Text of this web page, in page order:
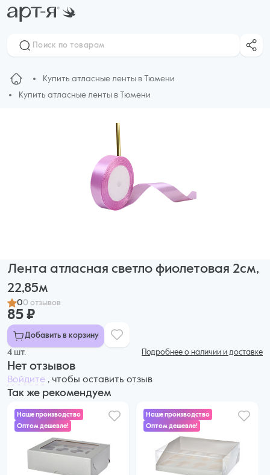
Купить атласные ленты в Тюмени
Купить атласные ленты в Тюмени
Лента атласная светло фиолетовая 2см,
22,85м
00 отзывов
85 ₽
Добавить в корзину
4 шт. Подробнее о наличии и доставке
Нет отзывов
Войдите , чтобы оставить отзыв
Так же рекомендуем
Наше производство
Оптом дешевле!
73 ₽
60 ₽ за шт. при заказе от 25 шт.
Наше производство
Оптом дешевле!
72 ₽
68 ₽ за шт. при заказе от 50 шт.